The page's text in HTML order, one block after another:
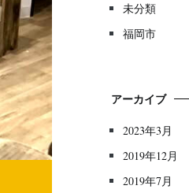
未分類
福岡市
アーカイブ
2023年3月
2019年12月
2019年7月